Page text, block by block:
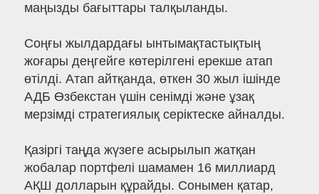
маңызды бағыттары талқыланды.
Соңғы жылдардағы ынтымақтастықтың
жоғары деңгейге көтерілгені ерекше атап
өтілді. Атап айтқанда, өткен 30 жыл ішінде
АДБ Өзбекстан үшін сенімді және ұзақ
мерзімді стратегиялық серіктеске айналды.
Қазіргі таңда жүзеге асырылып жатқан
жобалар портфелі шамамен 16 миллиард
АҚШ долларын құрайды. Сонымен қатар,